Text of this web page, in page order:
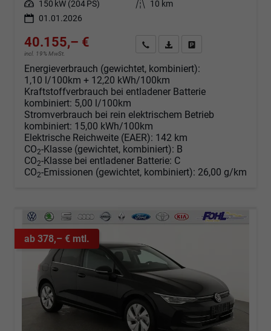
Leistung 150 kW (204 PS) Kilometerstand
10 km
01.01.2026
40.155,– €
incl. 19% MwSt.
Angebot anfordern
Fahrzeugexpose (PDF)
Energieverbrauch (gewichtet, kombiniert):
1,10 l/100km + 12,20 kWh/100km
Kraftstoffverbrauch bei entladener Batterie
kombiniert: 5,00 l/100km
Stromverbrauch bei rein elektrischem Betrieb
kombiniert: 15,00 kWh/100km
Elektrische Reichweite (EAER): 142 km
CO2-Klasse (gewichtet, kombiniert): B
CO2-Klasse bei entladener Batterie: C
CO2-Emissionen (gewichtet, kombiniert): 26,00 g/km
ab 378,– € mtl.